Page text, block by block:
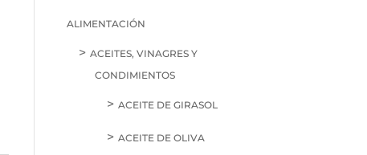
ALIMENTACIÓN
ACEITES, VINAGRES Y
CONDIMIENTOS
ACEITE DE GIRASOL
ACEITE DE OLIVA